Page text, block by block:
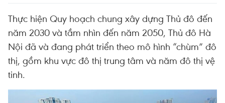
Thực hiện Quy hoạch chung xây dựng Thủ đô đến
năm 2030 và tầm nhìn đến năm 2050, Thủ đô Hà
Nội đã và đang phát triển theo mô hình “chùm” đô
thị, gồm khu vực đô thị trung tâm và năm đô thị vệ
tinh.